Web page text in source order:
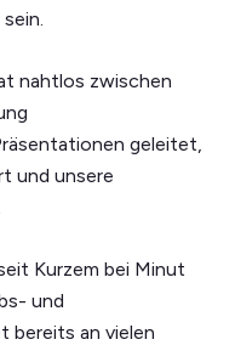
nahtlos zwischen
geleitet,
und unsere
Kurzem bei Minut
und
bereits an vielen